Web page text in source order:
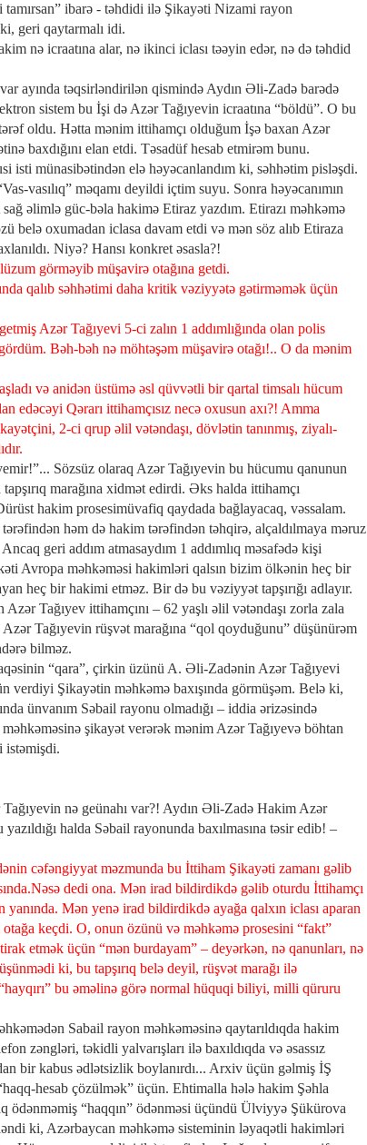
ibarə - təhdidi ilə Şikayəti Nizami rayon
geri qaytarmalı idi.
nə icraatına alar, nə ikinci iclası təəyin edər, nə də təhdid
ayında təqsirləndirilən qismində Aydın Əli-Zadə barədə
sistem bu İşi də Azər Tağıyevin icraatına “böldü”. O bu
oldu. Hətta mənim ittihamçı olduğum İşə baxan Azər
baxdığını elan etdi. Təsadüf hesab etmirəm bunu.
isti münasibətindən elə həyəcanlandım ki, səhhətim pisləşdi.
vasılıq” məqamı deyildi içtim suyu. Sonra həyəcanımın
əlimlə güc-bəla hakimə Etiraz yazdım. Etirazı məhkəmə
belə oxumadan iclasa davam etdi və mən söz alıb Etiraza
Niyə? Hansı konkret əsasla?!
görməyib müşavirə otağına getdi.
qalıb səhhətimi daha kritik vəziyyətə gətirməmək üçün
Azər Tağıyevi 5-ci zalın 1 addımlığında olan polis
Bəh-bəh nə möhtəşəm müşavirə otağı!.. O da mənim
və anidən üstümə əsl qüvvətli bir qartal timsalı hücum
edəcəyi Qərarı ittihamçısız necə oxusun axı?! Amma
2-ci qrup əlil vətəndaşı, dövlətin tanınmış, ziyalı-
Sözsüz olaraq Azər Tağıyevin bu hücumu qanunun
marağına xidmət edirdi. Əks halda ittihamçı
hakim prosesimüvafiq qaydada bağlayacaq, vəssalam.
həm də hakim tərəfindən təhqirə, alçaldılmaya məruz
geri addım atmasaydım 1 addımlıq məsafədə kişi
Avropa məhkəməsi hakimləri qalsın bizim ölkənin heç bir
heç bir hakimi etməz. Bir də bu vəziyyət tapşırığı adlayır.
Tağıyev ittihamçını – 62 yaşlı əlil vətəndaşı zorla zala
Tağıyevin rüşvət marağına “qol qoyduğunu” düşünürəm
bilməz.
“qara”, çirkin üzünü A. Əli-Zadənin Azər Tağıyevi
verdiyi Şikayətin məhkəmə baxışında görmüşəm. Belə ki,
ünvanım Səbail rayonu olmadığı – iddia ərizəsində
şikayət verərək mənim Azər Tağıyevə böhtan
istəmişdi.
nə geünahı var?! Aydın Əli-Zadə Hakim Azər
halda Səbail rayonunda baxılmasına təsir edib! –
cəfəngiyyat məzmunda bu İttiham Şikayəti zamanı gəlib
dedi ona. Mən irad bildirdikdə gəlib oturdu İttihamçı
Mən yenə irad bildirdikdə ayağa qalxın iclası aparan
keçdi. O, onun özünü və məhkəmə prosesini “fakt”
etmək üçün “mən burdayam” – deyərkən, nə qanunları, nə
ki, bu tapşırıq belə deyil, rüşvət marağı ilə
bu əməlinə görə normal hüquqi biliyi, milli qüruru
Sabail rayon məhkəməsinə qaytarıldıqda hakim
zəngləri, təkidli yalvarışları ilə baxıldıqda və əsassız
bir kabus ədlətsizlik boylanırdı... Arxiv üçün gəlmiş İŞ
hesab çözülmək” üçün. Ehtimalla hələ hakim Şəhla
ödənməmiş “haqqın” ödənməsi üçündü Ülviyyə Şükürova
ki, Azərbaycan məhkəmə sisteminin ləyaqətli hakimləri